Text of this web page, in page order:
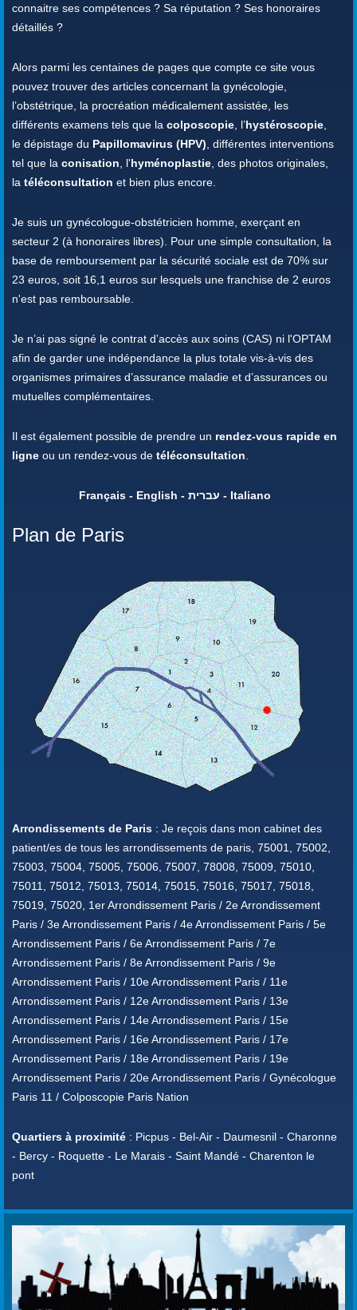
connaitre ses compétences ? Sa réputation ? Ses honoraires
détaillés ?
Alors parmi les centaines de pages que compte ce site vous
pouvez trouver des articles concernant la gynécologie,
l’obstétrique, la procréation médicalement assistée, les
différents examens tels que la colposcopie , l’hystéroscopie
le dépistage du Papillomavirus (HPV) , différentes interventions
tel que la conisation , l'hyménoplastie , des photos originales,
la téléconsultation et bien plus encore.
Je suis un gynécologue-obstétricien homme, exerçant en
secteur 2 (à honoraires libres). Pour une simple consultation, la
base de remboursement par la sécurité sociale est de 70% sur
23 euros, soit 16,1 euros sur lesquels une franchise de 2 euros
n'est pas remboursable.
Je n’ai pas signé le contrat d’accès aux soins (CAS) ni l'OPTAM
afin de garder une indépendance la plus totale vis-à-vis des
organismes primaires d’assurance maladie et d’assurances ou
mutuelles complémentaires.
Il est également possible de prendre un rendez-vous rapide en
ligne ou un rendez-vous de téléconsultation
Français - English - עברית - Italiano
Plan de Paris
Arrondissements de Paris : Je reçois dans mon cabinet des
patient/es de tous les arrondissements de paris, 75001, 75002,
75003, 75004, 75005, 75006, 75007, 78008, 75009, 75010,
75011, 75012, 75013, 75014, 75015, 75016, 75017, 75018,
75019, 75020, 1er Arrondissement Paris / 2e Arrondissement
Paris / 3e Arrondissement Paris / 4e Arrondissement Paris / 5e
Arrondissement Paris / 6e Arrondissement Paris / 7e
Arrondissement Paris / 8e Arrondissement Paris / 9e
Arrondissement Paris / 10e Arrondissement Paris / 11e
Arrondissement Paris / 12e Arrondissement Paris / 13e
Arrondissement Paris / 14e Arrondissement Paris / 15e
Arrondissement Paris / 16e Arrondissement Paris / 17e
Arrondissement Paris / 18e Arrondissement Paris / 19e
Arrondissement Paris / 20e Arrondissement Paris / Gynécologue
Paris 11 / Colposcopie Paris Nation
Quartiers à proximité : Picpus - Bel-Air - Daumesnil - Charonne
- Bercy - Roquette - Le Marais - Saint Mandé - Charenton le
pont